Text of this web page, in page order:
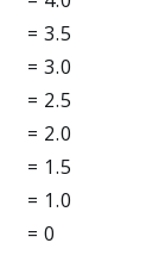
= 3.5
= 3.0
= 2.5
= 2.0
= 1.5
= 1.0
= 0